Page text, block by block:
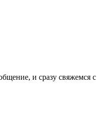
и сразу свяжемся с